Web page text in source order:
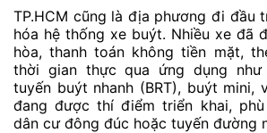
TP.HCM cũng là địa phương đi đầu
hóa hệ thống xe buýt. Nhiều xe đã
hòa, thanh toán không tiền mặt,
thời gian thực qua ứng dụng như
tuyến buýt nhanh (BRT), buýt mini,
đang được thí điểm triển khai,
dân cư đông đúc hoặc tuyến đường